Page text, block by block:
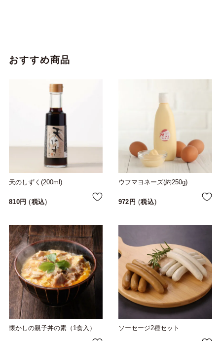
おすすめ商品
天のしずく(200ml)
810 税込
ウフマヨネーズ(約250g)
972 税込
懐かしの親子丼の素（1食入） ソーセージ2種セット